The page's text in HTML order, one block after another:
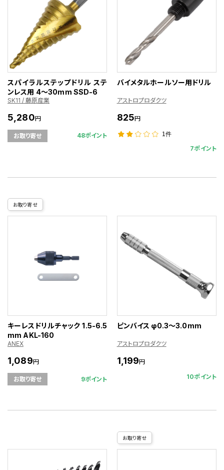
スパイラルステップドリル ステ
ンレス用 4～30mm SSD-6
SK11 / 藤原産業
5,280円
お取り寄せ 48ポイント
バイメタルホールソー用ドリル
アストロプロダクツ
825円
1件
7ポイント
お取り寄せ
キーレスドリルチャック 1.5-6.5
mm AKL-160
ANEX
1,089円
お取り寄せ 9ポイント
ピンバイス φ0.3～3.0mm
アストロプロダクツ
1,199円
10ポイント
お取り寄せ